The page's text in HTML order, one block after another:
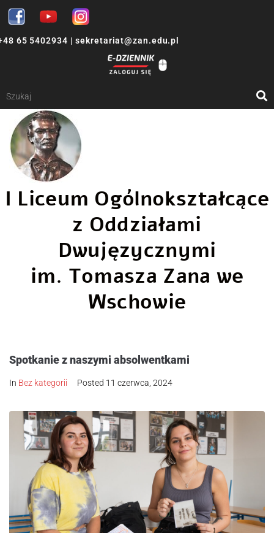
65 5402934 | sekretariat@zan.edu.pl
I Liceum Ogólnokształcące
z Oddziałami
Dwujęzycznymi
im. Tomasza Zana we
Wschowie
Spotkanie z naszymi absolwentkami
In Bez kategorii Posted 11 czerwca, 2024